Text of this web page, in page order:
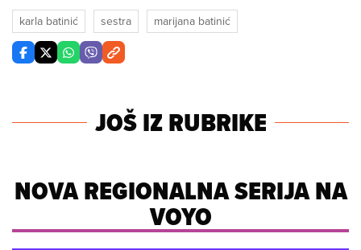
karla batinić sestra marijana batinić
JOŠ IZ RUBRIKE
NOVA REGIONALNA SERIJA NA
VOYO